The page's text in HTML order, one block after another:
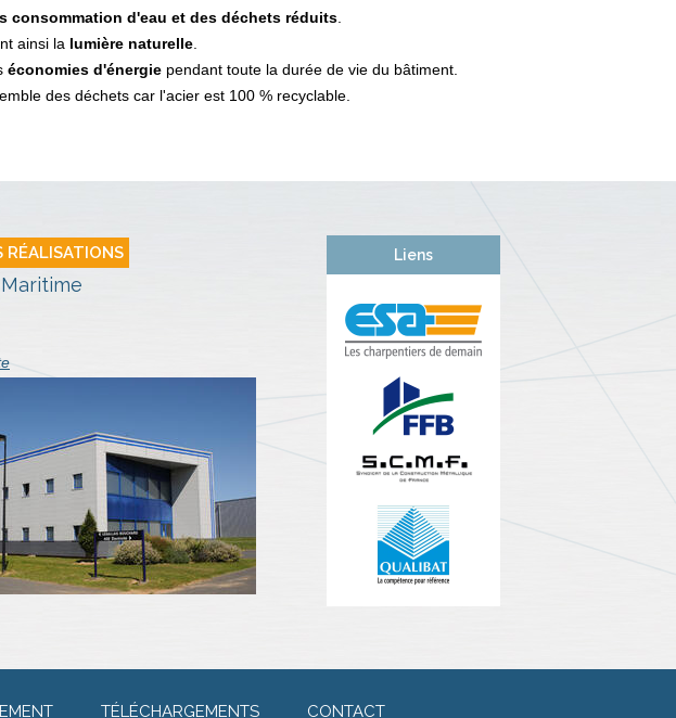
consommation d'eau et des déchets réduits
ainsi la lumière naturelle
économies d'énergie pendant toute la durée de vie du bâtiment.
des déchets car l'acier est 100 % recyclable.
RÉALISATIONS
Clair
Liens
TÉLÉCHARGEMENTS CONTACT